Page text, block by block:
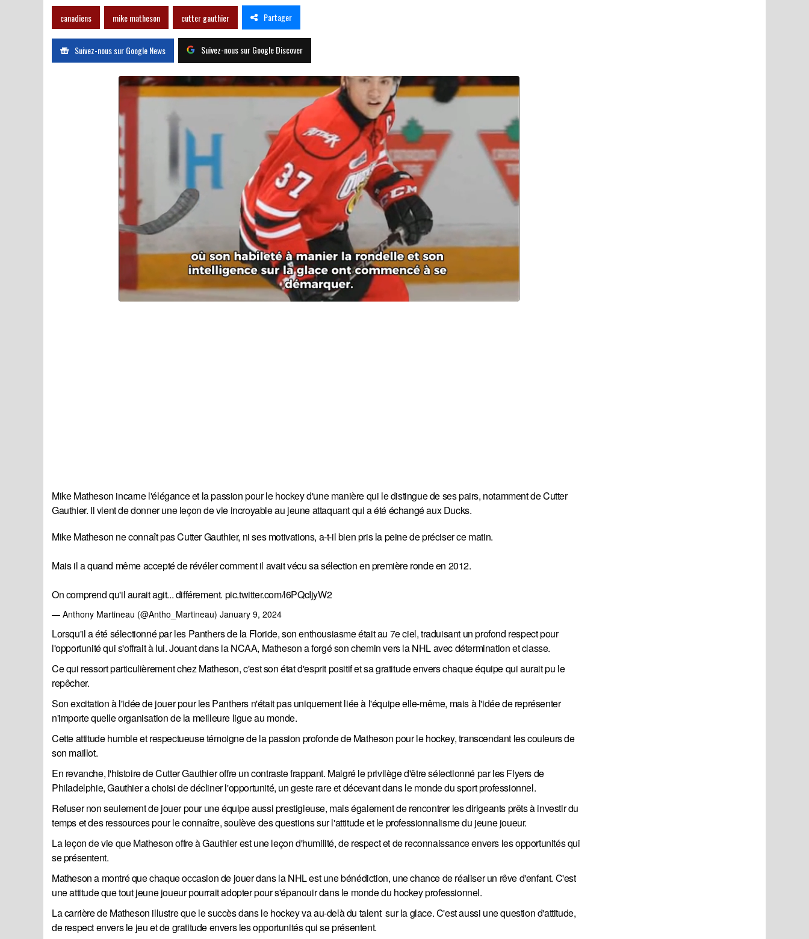
canadiens mike matheson cutter gauthier Partager
Suivez-nous sur Google News Suivez-nous sur Google Discover
Mike Matheson incarne l'élégance et la passion pour le hockey d'une manière qui le distingue de ses pairs, notamment de Cutter
Gauthier. Il vient de donner une leçon de vie incroyable au jeune attaquant qui a été échangé aux Ducks.
Mike Matheson ne connaît pas Cutter Gauthier, ni ses motivations, a-t-il bien pris la peine de préciser ce matin.
Mais il a quand même accepté de révéler comment il avait vécu sa sélection en première ronde en 2012.
On comprend qu'il aurait agit... différement. pic.twitter.com/l6PQcIjyW2
— Anthony Martineau (@Antho_Martineau) January 9, 2024
Lorsqu'il a été sélectionné par les Panthers de la Floride, son enthousiasme était au 7e ciel, traduisant un profond respect pour
l'opportunité qui s'offrait à lui. Jouant dans la NCAA, Matheson a forgé son chemin vers la NHL avec détermination et classe.
Ce qui ressort particulièrement chez Matheson, c'est son état d'esprit positif et sa gratitude envers chaque équipe qui aurait pu le
repêcher.
Son excitation à l'idée de jouer pour les Panthers n'était pas uniquement liée à l'équipe elle-même, mais à l'idée de représenter
n'importe quelle organisation de la meilleure ligue au monde.
Cette attitude humble et respectueuse témoigne de la passion profonde de Matheson pour le hockey, transcendant les couleurs de
son maillot.
En revanche, l'histoire de Cutter Gauthier offre un contraste frappant. Malgré le privilège d'être sélectionné par les Flyers de
Philadelphie, Gauthier a choisi de décliner l'opportunité, un geste rare et décevant dans le monde du sport professionnel.
Refuser non seulement de jouer pour une équipe aussi prestigieuse, mais également de rencontrer les dirigeants prêts à investir du
temps et des ressources pour le connaître, soulève des questions sur l'attitude et le professionnalisme du jeune joueur.
La leçon de vie que Matheson offre à Gauthier est une leçon d'humilité, de respect et de reconnaissance envers les opportunités qui
se présentent.
Matheson a montré que chaque occasion de jouer dans la NHL est une bénédiction, une chance de réaliser un rêve d'enfant. C'est
une attitude que tout jeune joueur pourrait adopter pour s'épanouir dans le monde du hockey professionnel.
La carrière de Matheson illustre que le succès dans le hockey va au-delà du talent sur la glace. C'est aussi une question d'attitude,
de respect envers le jeu et de gratitude envers les opportunités qui se présentent.